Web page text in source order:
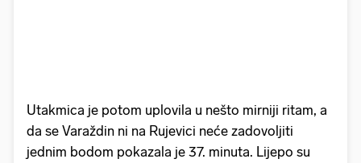
Utakmica je potom uplovila u nešto mirniji ritam, a
da se Varaždin ni na Rujevici neće zadovoljiti
jednim bodom pokazala je 37. minuta. Lijepo su